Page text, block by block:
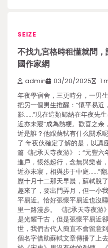
SEIZE
不找九宮格時租懂就問
國作家網
admin 03/20/2025 1
年夜學宿舍，三更時分，一男
把另一個男生推醒：“懷平易
影……”現在這類歸納在年夜先
近亦未寢”成為熱梗。歡喜之
近是誰？他跟蘇軾有什么關系
了 年夜伙確定了解的是，以講
篇《記承天寺夜游》：“元豐
進戶，悵然起行，念無與樂者
近亦未寢，相與步于中庭……”
歷十月十二那天早晨，蘇軾脫
趣來了，要出門弄月，但一小
平易近。恰好張懷平易近也沒
里一路漫步。 《記承天寺夜游
是光耀千古，但是張懷平易近
世，我們古代人簡直不會留意
個名字借助蘇軾文章傳播了上